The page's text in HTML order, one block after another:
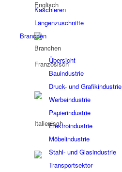
Kaschieren
Längenzuschnitte
Branchen
Branchen
Übersicht
Bauindustrie
Druck- und Grafikindustrie
Werbeindustrie
Papierindustrie
Elektroindustrie
Möbelindustrie
Stahl- und Glasindustrie
Transportsektor